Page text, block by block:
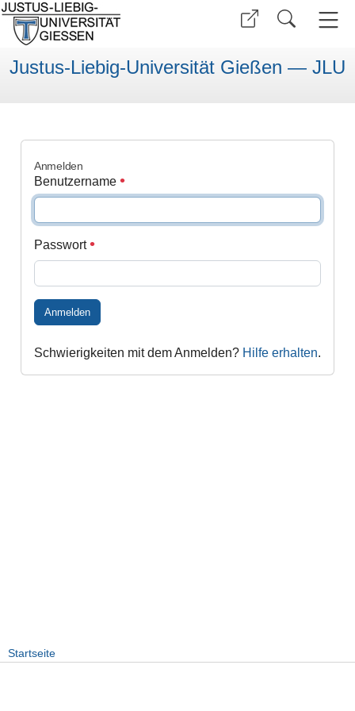
Justus-Liebig-Universität Gießen — JLU
Anmelden
Benutzername
Passwort
Anmelden
Schwierigkeiten mit dem Anmelden? Hilfe erhalten.
Startseite